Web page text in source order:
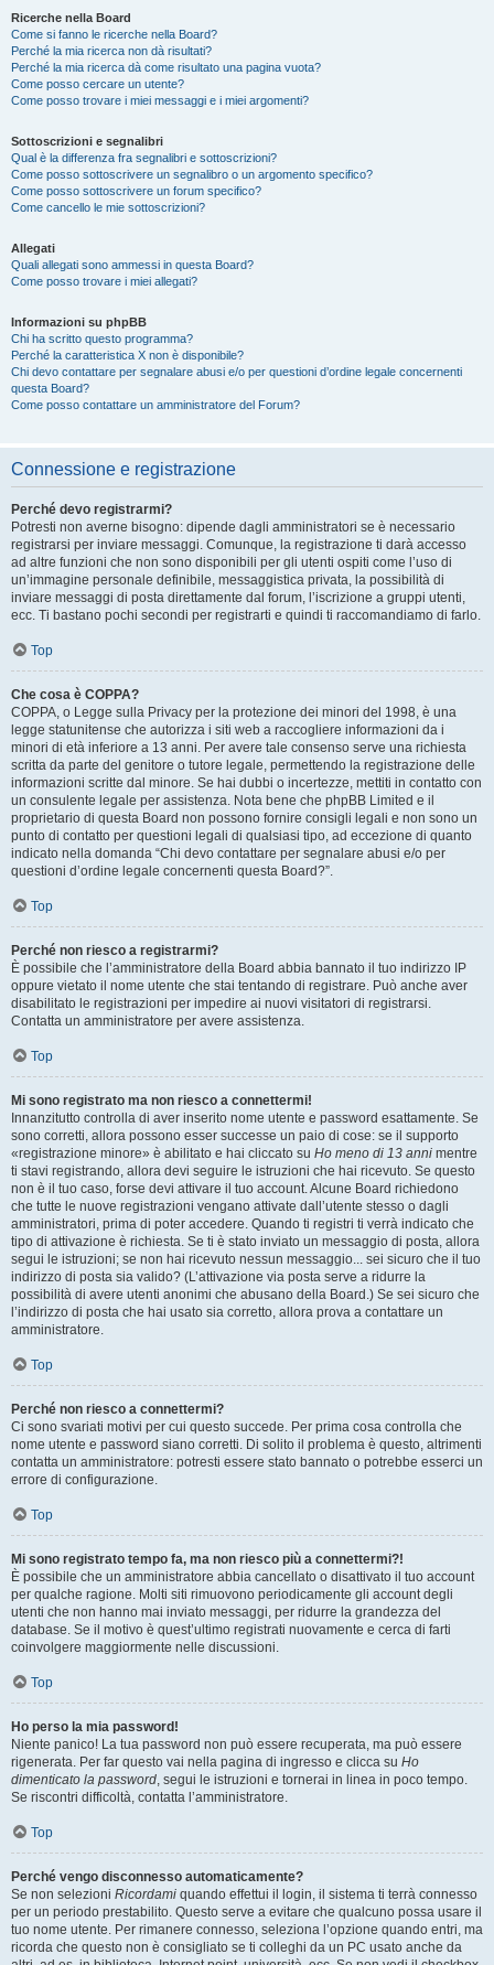
Ricerche nella Board
Come si fanno le ricerche nella Board?
Perché la mia ricerca non dà risultati?
Perché la mia ricerca dà come risultato una pagina vuota?
Come posso cercare un utente?
Come posso trovare i miei messaggi e i miei argomenti?
Sottoscrizioni e segnalibri
Qual è la differenza fra segnalibri e sottoscrizioni?
Come posso sottoscrivere un segnalibro o un argomento specifico?
Come posso sottoscrivere un forum specifico?
Come cancello le mie sottoscrizioni?
Allegati
Quali allegati sono ammessi in questa Board?
Come posso trovare i miei allegati?
Informazioni su phpBB
Chi ha scritto questo programma?
Perché la caratteristica X non è disponibile?
Chi devo contattare per segnalare abusi e/o per questioni d’ordine legale concernenti
questa Board?
Come posso contattare un amministratore del Forum?
Connessione e registrazione
Perché devo registrarmi?
Potresti non averne bisogno: dipende dagli amministratori se è necessario
registrarsi per inviare messaggi. Comunque, la registrazione ti darà accesso
ad altre funzioni che non sono disponibili per gli utenti ospiti come l’uso di
un’immagine personale definibile, messaggistica privata, la possibilità di
inviare messaggi di posta direttamente dal forum, l’iscrizione a gruppi utenti,
ecc. Ti bastano pochi secondi per registrarti e quindi ti raccomandiamo di farlo.
Top
Che cosa è COPPA?
COPPA, o Legge sulla Privacy per la protezione dei minori del 1998, è una
legge statunitense che autorizza i siti web a raccogliere informazioni da i
minori di età inferiore a 13 anni. Per avere tale consenso serve una richiesta
scritta da parte del genitore o tutore legale, permettendo la registrazione delle
informazioni scritte dal minore. Se hai dubbi o incertezze, mettiti in contatto con
un consulente legale per assistenza. Nota bene che phpBB Limited e il
proprietario di questa Board non possono fornire consigli legali e non sono un
punto di contatto per questioni legali di qualsiasi tipo, ad eccezione di quanto
indicato nella domanda “Chi devo contattare per segnalare abusi e/o per
questioni d’ordine legale concernenti questa Board?”.
Top
Perché non riesco a registrarmi?
È possibile che l’amministratore della Board abbia bannato il tuo indirizzo IP
oppure vietato il nome utente che stai tentando di registrare. Può anche aver
disabilitato le registrazioni per impedire ai nuovi visitatori di registrarsi.
Contatta un amministratore per avere assistenza.
Top
Mi sono registrato ma non riesco a connettermi!
Innanzitutto controlla di aver inserito nome utente e password esattamente. Se
sono corretti, allora possono esser successe un paio di cose: se il supporto
«registrazione minore» è abilitato e hai cliccato su Ho meno di 13 anni mentre
ti stavi registrando, allora devi seguire le istruzioni che hai ricevuto. Se questo
non è il tuo caso, forse devi attivare il tuo account. Alcune Board richiedono
che tutte le nuove registrazioni vengano attivate dall’utente stesso o dagli
amministratori, prima di poter accedere. Quando ti registri ti verrà indicato che
tipo di attivazione è richiesta. Se ti è stato inviato un messaggio di posta, allora
segui le istruzioni; se non hai ricevuto nessun messaggio... sei sicuro che il tuo
indirizzo di posta sia valido? (L’attivazione via posta serve a ridurre la
possibilità di avere utenti anonimi che abusano della Board.) Se sei sicuro che
l’indirizzo di posta che hai usato sia corretto, allora prova a contattare un
amministratore.
Top
Perché non riesco a connettermi?
Ci sono svariati motivi per cui questo succede. Per prima cosa controlla che
nome utente e password siano corretti. Di solito il problema è questo, altrimenti
contatta un amministratore: potresti essere stato bannato o potrebbe esserci un
errore di configurazione.
Top
Mi sono registrato tempo fa, ma non riesco più a connettermi?!
È possibile che un amministratore abbia cancellato o disattivato il tuo account
per qualche ragione. Molti siti rimuovono periodicamente gli account degli
utenti che non hanno mai inviato messaggi, per ridurre la grandezza del
database. Se il motivo è quest’ultimo registrati nuovamente e cerca di farti
coinvolgere maggiormente nelle discussioni.
Top
Ho perso la mia password!
Niente panico! La tua password non può essere recuperata, ma può essere
rigenerata. Per far questo vai nella pagina di ingresso e clicca su Ho
dimenticato la password, segui le istruzioni e tornerai in linea in poco tempo.
Se riscontri difficoltà, contatta l’amministratore.
Top
Perché vengo disconnesso automaticamente?
Se non selezioni Ricordami quando effettui il login, il sistema ti terrà connesso
per un periodo prestabilito. Questo serve a evitare che qualcuno possa usare il
tuo nome utente. Per rimanere connesso, seleziona l’opzione quando entri, ma
ricorda che questo non è consigliato se ti colleghi da un PC usato anche da